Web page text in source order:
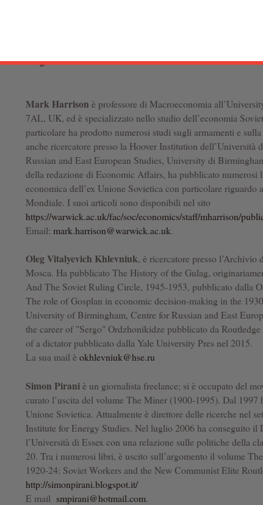
craig-roberts/
Mark Harrison è professore di Macroeconomia
7AL, UK, ed è specializzato nello studio dell’economia
particolare ha prodotto numerosi studi sugli armamenti e
anche ricercatore presso la Hoover Institution dell’Università
Russian and East European Studies, University di
della redazione di Economic Affairs, ha pubblicato numerosi
economica dell’ex Unione Sovietica con particolare riguardo
Mondiale. I suoi articoli sono disponibili nel sito
https://warwick.ac.uk/fac/soc/economics/staff/mharrison/
Email: mark.harrison@warwick.ac.uk.
Oleg Vitalyevich Khlevniuk, è ricercatore presso l’Archivio
Mosca. Ha pubblicato The History of the Gulag,
And The Soviet Ruling Circle, 1945-1953, pubblicato dalla
The role of Gosplan in economic decision-making in the
University of Birmingham, Centre for Russian and East
the career of "Sergo" Ordzhonikidze pubblicato da
of a dictator pubblicato dalla Yale University Pres nel 2015.
La sua mail è okhlevniuk@hse.ru
Simon Piraniè un giornalista freelance; si è occupato del
curato l’uscita del volume The Miner (1900-1995). Dal 1997
Unione Sovietica. Attualmente è direttore delle ricerche nel
Institute for Energy Studies. Nel luglio 2006 ha conseguito il
l’Università di Essex con una relazione sulle politiche della
20. Tra i numerosi libri, è uscito sull’argomento il volume
1920-24: Soviet Workers and the New Communist Elite
http://simonpirani.blogspot.it/
E mail smpirani@hotmail.com.